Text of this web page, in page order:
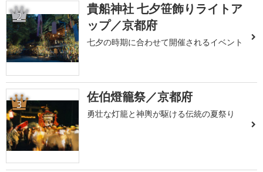
2
貴船神社 七夕笹飾りライトア
ップ／京都府
七夕の時期に合わせて開催されるイベント
3 佐伯燈籠祭／京都府
勇壮な灯籠と神輿が駆ける伝統の夏祭り